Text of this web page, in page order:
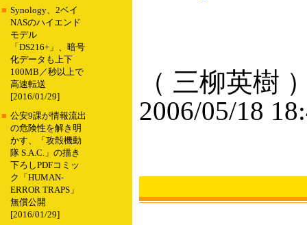
■ Synology、2ベイ
NASのハイエンド
モデル
「DS216+」、暗号
化データも上下
100MB／秒以上で
高速転送
[2016/01/29]
■ 公安9課が情報流出
の危険性を解き明
かす、「攻殻機動
隊 S.A.C.」の描き
下ろしPDFコミッ
ク「HUMAN-
ERROR TRAPS」
無償公開
[2016/01/29]
（ 三柳英樹
2006/05/18